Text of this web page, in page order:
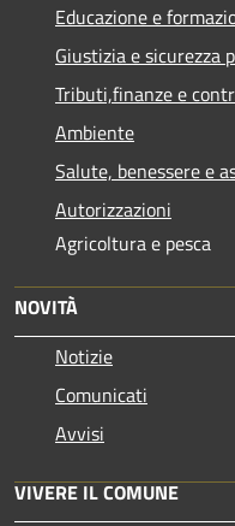
Educazione e
Giustizia e sicurezza
Tributi,finanze e
Ambiente
Salute, benessere e
Autorizzazioni
Agricoltura e pesca
NOVITÀ
Notizie
Comunicati
Avvisi
VIVERE IL COMUNE